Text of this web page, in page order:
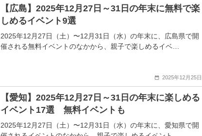
【広島】2025年12月27日～31日の年末に無料で楽
しめるイベント9選
2025年12月27日（土）〜12月31日（水）の年末に、広島県で開
催される無料イベントのなかから、親子で楽しめるイベ…
2025年12月25日
【愛知】2025年12月27日～31日の年末に楽しめる
イベント17選 無料イベントも
2025年12月27日（土）〜12月31日（水）の年末に、愛知県で開